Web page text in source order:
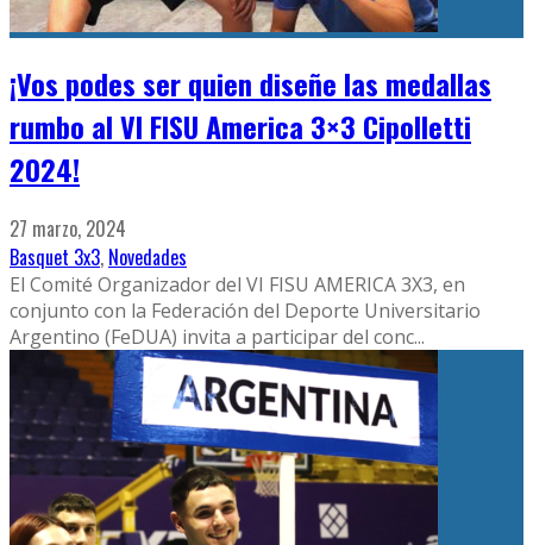
¡Vos podes ser quien diseñe las medallas
rumbo al VI FISU America 3×3 Cipolletti
2024!
27 marzo, 2024
Basquet 3x3, Novedades
El Comité Organizador del VI FISU AMERICA 3X3, en
conjunto con la Federación del Deporte Universitario
Argentino (FeDUA) invita a participar del conc...